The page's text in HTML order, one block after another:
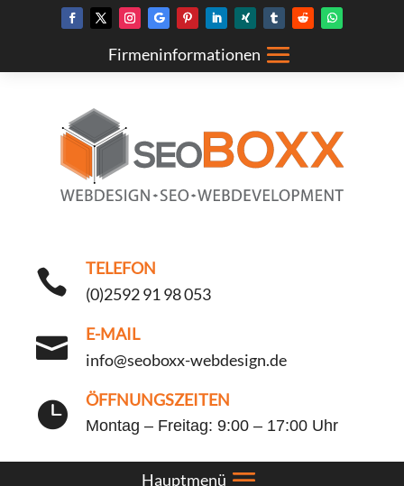

TELEFON
(0)2592 91 98 053

E-MAIL
info@seoboxx-webdesign.de
 ÖFFNUNGSZEITEN
Montag – Freitag: 9:00 – 17:00 Uhr